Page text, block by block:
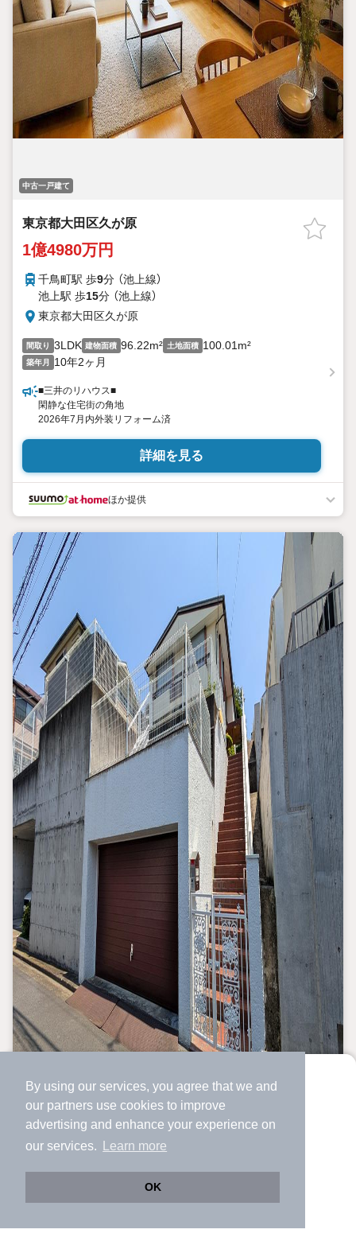
By using our services, you agree that we and
our partners use cookies to improve
advertising and enhance your experience on
our services.
Learn more
OK
より使いやすくなった
アプリで物件探ししませんか？
サクサク動く地図で物件検索
中古一戸建て
東京都大田区久が原
1億4980万円
千鳥町駅 歩9分 （池上線）
池上駅 歩15分 （池上線）
東京都大田区久が原
間取り 3LDK 建物面積 96.22m² 土地面積 100.01m²
築年月 10年2ヶ月
■三井のリハウス■
閑静な住宅街の角地
2026年7月内外装リフォーム済
詳細を見る
ほか提供